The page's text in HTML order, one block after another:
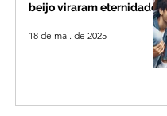
beijo viraram eternidade
18 de mai. de 2025